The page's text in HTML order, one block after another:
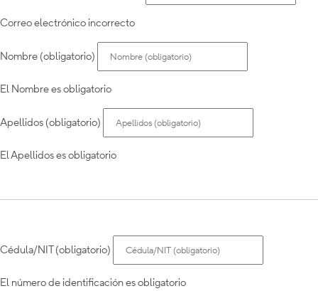
Correo electrónico incorrecto
Nombre (obligatorio)
El Nombre es obligatorio
Apellidos (obligatorio)
El Apellidos es obligatorio
Cédula/NIT (obligatorio)
El número de identificación es obligatorio